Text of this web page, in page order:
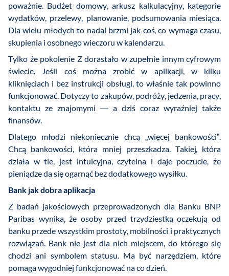
poważnie. Budżet domowy, arkusz kalkulacyjny, kategorie
wydatków, przelewy, planowanie, podsumowania miesiąca.
Dla wielu młodych to nadal brzmi jak coś, co wymaga czasu,
skupienia i osobnego wieczoru w kalendarzu.
Tylko że pokolenie Z dorastało w zupełnie innym cyfrowym
świecie. Jeśli coś można zrobić w aplikacji, w kilku
kliknięciach i bez instrukcji obsługi, to właśnie tak powinno
funkcjonować. Dotyczy to zakupów, podróży, jedzenia, pracy,
kontaktu ze znajomymi — a dziś coraz wyraźniej także
finansów.
Dlatego młodzi niekoniecznie chcą „więcej bankowości”.
Chcą bankowości, która mniej przeszkadza. Takiej, która
działa w tle, jest intuicyjna, czytelna i daje poczucie, że
pieniądze da się ogarnąć bez dodatkowego wysiłku.
Bank jak dobra aplikacja
Z badań jakościowych przeprowadzonych dla Banku BNP
Paribas wynika, że osoby przed trzydziestką oczekują od
banku przede wszystkim prostoty, mobilności i praktycznych
rozwiązań. Bank nie jest dla nich miejscem, do którego się
chodzi ani symbolem statusu. Ma być narzędziem, które
pomaga wygodniej funkcjonować na co dzień.